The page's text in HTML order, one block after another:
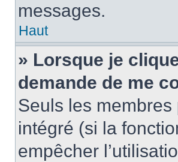
messages.
Haut
» Lorsque je
demande de me
Seuls les membres
intégré (si la
empêcher